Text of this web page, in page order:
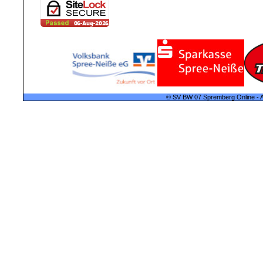
© SV BW 07 Spremberg Online -